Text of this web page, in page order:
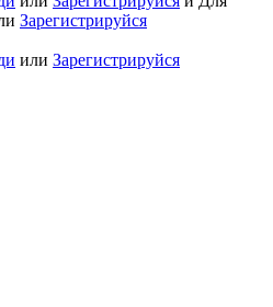
Зарегистрируйся
или Зарегистрируйся